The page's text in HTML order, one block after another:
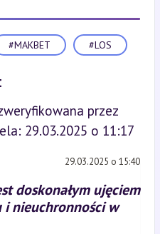
#MAKBET #LOS
przez
29.03.2025 o 11:17
29.03.2025 o 15:40
doskonałym ujęciem
i nieuchronności w